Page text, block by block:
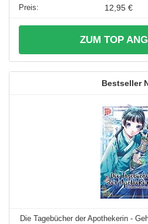
12,95 €
ZUM TOP
Die Tagebücher der Apothekerin -